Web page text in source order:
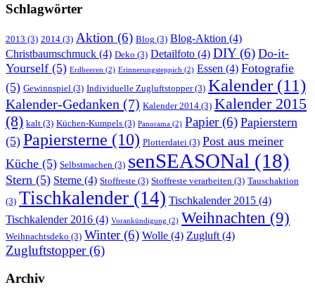
Schlagwörter
2013 (3) 2014 (3) Aktion (6) Blog (3) Blog-Aktion (4)
Christbaumschmuck (4) Deko (3) Detailfoto (4) DIY(6) Do-it-
Yourself (5) Erdbeeren (2) Erinnerungsteppich (2) Essen (4) Fotografie
(5) Gewinnspiel (3) Individuelle Zugluftstopper(3) Kalender(11)
Kalender-Gedanken (7) Kalender 2014 (3) Kalender 2015
(8) kalt (3) Küchen-Kumpels (3) Panorama (2) Papier(6) Papierstern
(5) Papiersterne (10) Plotterdatei (3) Post aus meiner
Küche (5) Selbstmachen (3) senSEASONal (18)
Stern (5) Sterne (4) Stoffreste (3) Stoffreste verarbeiten (3) Tauschaktion
(3) Tischkalender (14) Tischkalender 2015 (4)
Tischkalender 2016 (4) Vorankündigung (2) Weihnachten (9)
Weihnachtsdeko (3) Winter(6) Wolle (4) Zugluft (4)
Zugluftstopper(6)
Archiv